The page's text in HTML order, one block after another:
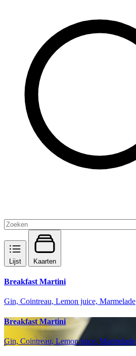
Lijst Kaarten
Breakfast Martini
Gin, Cointreau, Lemon juice, Marmelade
Breakfast Martini
Gin, Cointreau, Lemon juice, Marmelade